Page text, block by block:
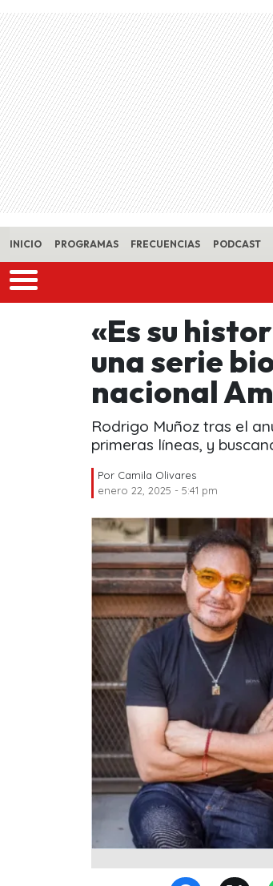
Skip to main content
INICIO PROGRAMAS FRECUENCIAS PODCAST
«Es su
una serie
nacional
Rodrigo Muñoz tras el
primeras líneas, y
Por Camila Olivares
enero 22, 2025 - 5:41 pm